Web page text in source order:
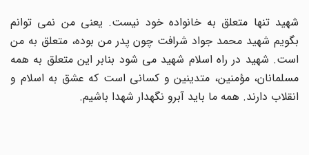
شهید تنها متعلق به خانواده خود نیست. یعنی من نمی توانم
بگویم شهید محمد جواد شرافت چون پدر من بوده، متعلق به من
است. شهید در راه اسلام شهید می شود بنابر این متعلق به همه
مسلمانان، مؤمنین، متدینین و کسانی است که عشق به اسلام و
انقلاب دارند. همه ما باید آبرو نگهدار شهدا باشیم.